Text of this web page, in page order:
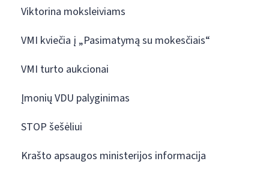
Viktorina moksleiviams
VMI kviečia į „Pasimatymą su mokesčiais“
VMI turto aukcionai
Įmonių VDU palyginimas
STOP šešėliui
Krašto apsaugos ministerijos informacija